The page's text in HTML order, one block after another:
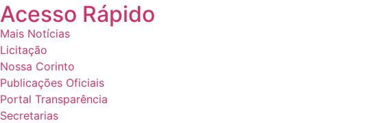
Acesso Rápido
Mais Notícias
Licitação
Nossa Corinto
Publicações Oficiais
Portal Transparência
Secretarias